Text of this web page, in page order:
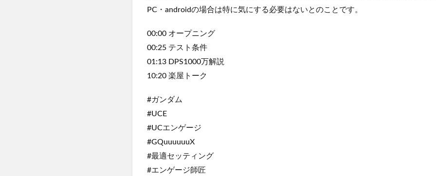
PC・androidの場合は特に気にする必要はないとのことです。
00:00 オープニング
00:25 テスト条件
01:13 DPS1000万解説
10:20 楽屋トーク
#ガンダム
#UCE
#UCエンゲージ
#GQuuuuuuX
#最適セッティング
#エンゲージ師匠